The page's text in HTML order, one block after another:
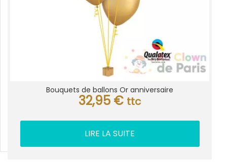
Bouquets de ballons Or anniversaire
32,95 € ttc
LIRE LA SUITE